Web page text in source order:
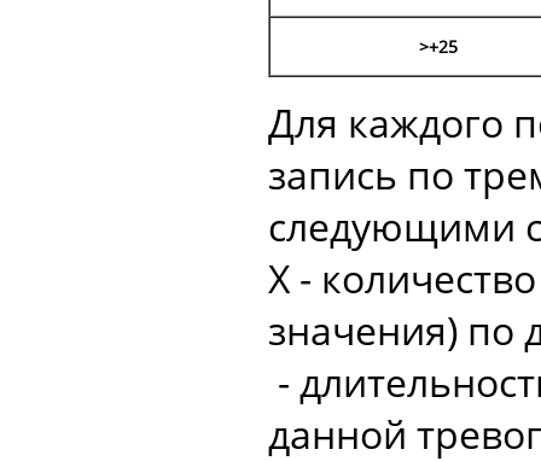
>+25
Для каждого
запись по
следующими
Х -
значения) по
-
данной